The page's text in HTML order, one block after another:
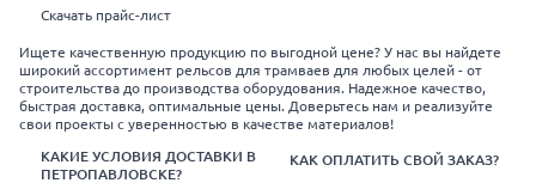
Скачать прайс-лист
Ищете качественную продукцию по выгодной цене? У нас вы найдете
широкий ассортимент рельсов для трамваев для любых целей - от
строительства до производства оборудования. Надежное качество,
быстрая доставка, оптимальные цены. Доверьтесь нам и реализуйте
свои проекты с уверенностью в качестве материалов!
КАКИЕ УСЛОВИЯ ДОСТАВКИ В
ПЕТРОПАВЛОВСКЕ?
КАК ОПЛАТИТЬ СВОЙ ЗАКАЗ?